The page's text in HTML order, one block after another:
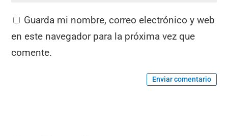
Guarda mi nombre, correo electrónico y web
en este navegador para la próxima vez que
comente.
Enviar comentario